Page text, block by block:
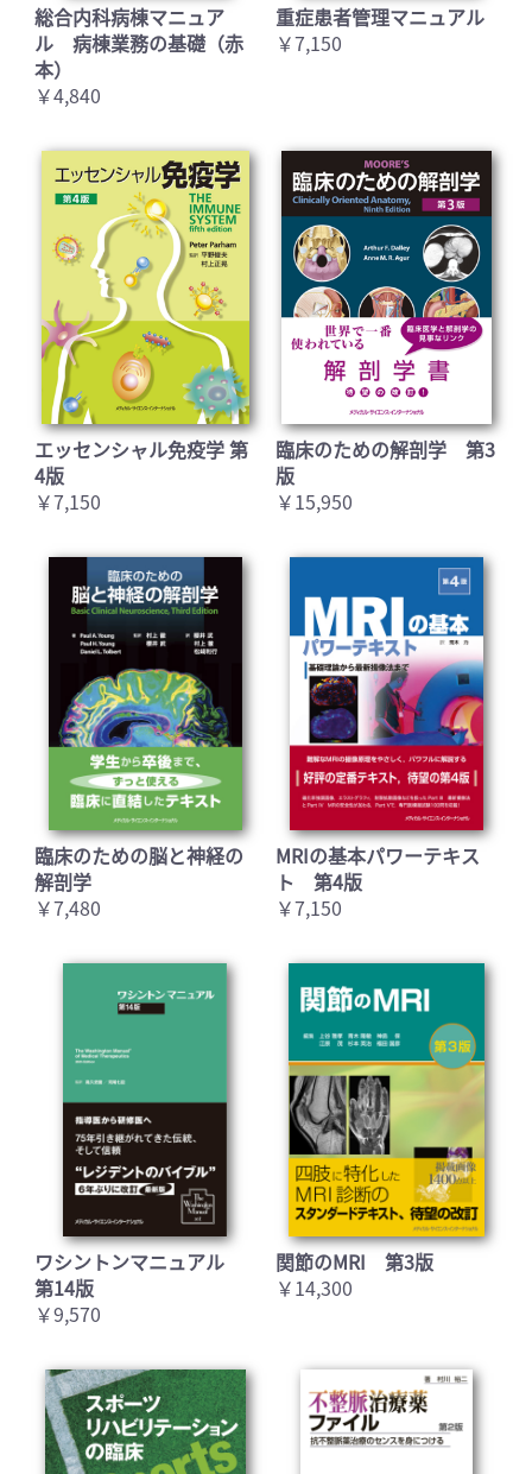
総合内科病棟マニュア
ル 病棟業務の基礎（赤
本）
￥4,840
重症患者管理マニュアル
￥7,150
エッセンシャル免疫学 第
4版
￥7,150
臨床のための解剖学 第3
版
￥15,950
臨床のための脳と神経の
解剖学
￥7,480
MRIの基本パワーテキス
ト 第4版
￥7,150
ワシントンマニュアル
第14版
￥9,570
関節のMRI 第3版
￥14,300